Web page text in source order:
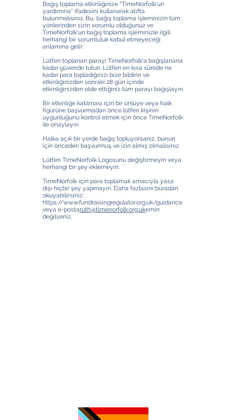
Bağış toplama etkinliğinize "TimeNorfolk'un
yardımına" ifadesini kullanarak atıfta
bulunmalısınız. Bu, bağış toplama işleminizin tüm
yönlerinden sizin sorumlu olduğunuz ve
TimeNorfolk'un bağış toplama işleminizle ilgili
herhangi bir sorumluluk kabul etmeyeceği
anlamına gelir.
Lütfen toplanan parayı TimeNorfolk'a bağışlanana
kadar güvende tutun. Lütfen en kısa sürede ne
kadar para topladığınızı bize bildirin ve
etkinliğinizden sonraki 28 gün içinde
etkinliğinizden elde ettiğiniz tüm parayı bağışlayın.
Bir etkinliğe katılması için bir ünlüye veya halk
figürüne başvurmadan önce lütfen kişinin
uygunluğunu kontrol etmek için önce TimeNorfolk
ile onaylayın.
Halka açık bir yerde bağış topluyorsanız, bunun
için önceden başvurmuş ve izin almış olmalısınız.
Lütfen TimeNorfolk Logosunu değiştirmeyin veya
herhangi bir şey eklemeyin.
TimeNorfolk için para toplamak amacıyla yasa
dışı hiçbir şey yapmayın. Daha fazlasını buradan
okuyabilirsiniz:
https://www.fundraisingregulator.org.uk/guidance
veya e-postaruth@timenorfolk.org.ukemin
değilseniz.